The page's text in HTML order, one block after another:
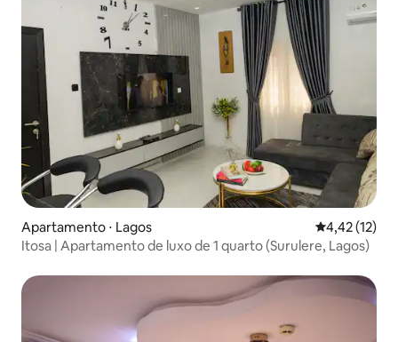
Apartamento ⋅ Lagos 4,42 de uma
4,42 (12)
Itosa | Apartamento de luxo de 1 quarto (Surulere, Lagos)